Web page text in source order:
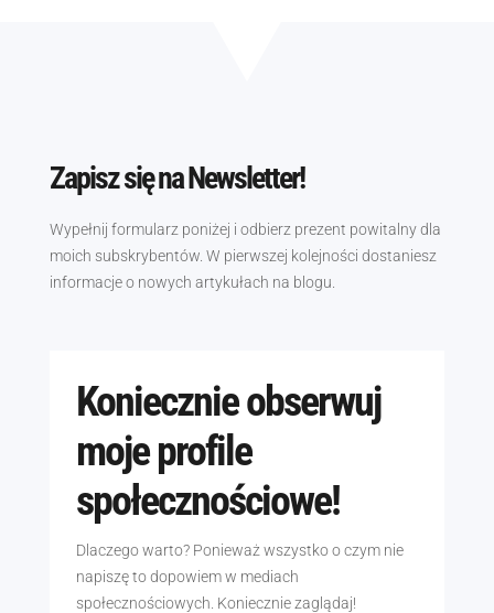
Zapisz się na Newsletter!
Wypełnij formularz poniżej i odbierz prezent powitalny dla
moich subskrybentów. W pierwszej kolejności dostaniesz
informacje o nowych artykułach na blogu.
Koniecznie obserwuj
moje profile
społecznościowe!
Dlaczego warto? Ponieważ wszystko o czym nie
napiszę to dopowiem w mediach
społecznościowych. Koniecznie zaglądaj!